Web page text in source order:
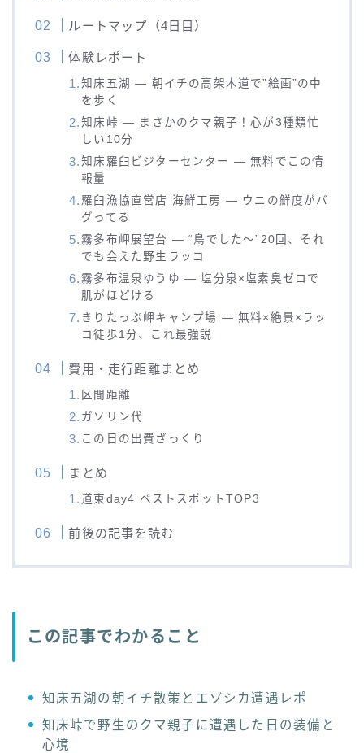
ルートマップ（4日目）
体験レポート
知床五湖 — 朝イチの高架木道で”絵画”の中
を歩く
知床峠 — まさかのクマ親子！心が3種類忙
しい10分
知床羅臼ビジターセンター — 無料でこの情
報量
羅臼漁協直営店 海鮮工房 — ウニの鮮度がバ
グってる
霧多布岬展望台 — “鳥でした〜”20回、それ
でも会えた野生ラッコ
霧多布温泉ゆうゆ — 塩分泉×塩素臭ゼロで
肌がほどける
きりたっぷ岬キャンプ場 — 無料×絶景×ラッ
コ徒歩1分、これ最強説
費用・走行距離まとめ
区間距離
ガソリン代
この日の出費ざっくり
まとめ
道東day4 ベストスポットTOP3
前後の記事を読む
この記事でわかること
知床五湖の朝イチ散策とエゾシカ遭遇レポ
知床峠で野生のクマ親子に遭遇した日の装備と
心境